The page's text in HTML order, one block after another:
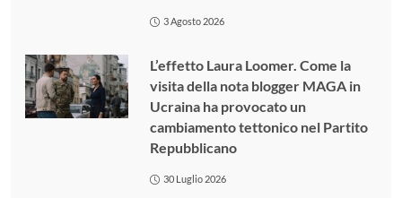
3 Agosto 2026
L’effetto Laura Loomer. Come la
visita della nota blogger MAGA in
Ucraina ha provocato un
cambiamento tettonico nel Partito
Repubblicano
30 Luglio 2026